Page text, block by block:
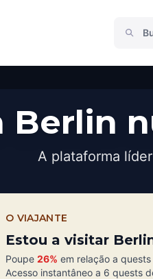
Berlin
A plataforma
O VIAJANTE
Estou a visitar
Poupe 26% em relação a quests
Acesso instantâneo a 6 quests